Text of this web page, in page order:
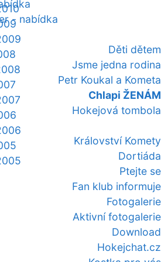
- nabídka
Děti dětem
Jsme jedna rodina
Petr Koukal a Kometa
Chlapi ŽENÁM
Hokejová tombola
Království Komety
Dortiáda
Ptejte se
Fan klub informuje
Fotogalerie
Aktivní fotogalerie
Download
Hokejchat.cz